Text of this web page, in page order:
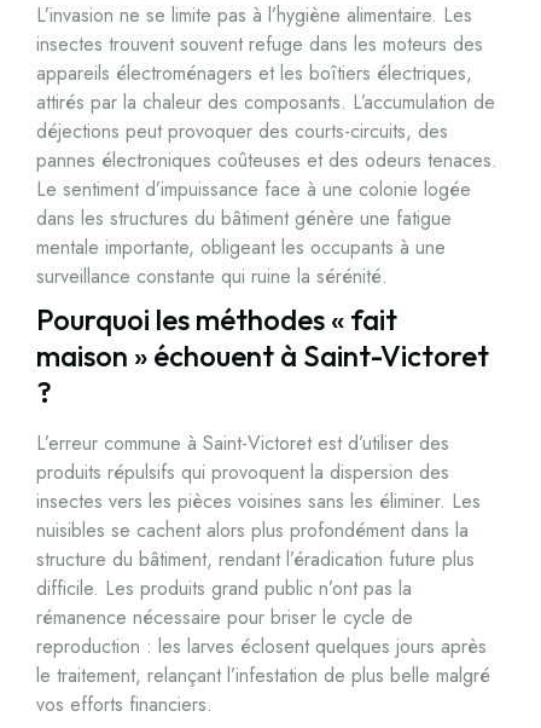
L’invasion ne se limite pas à l’hygiène alimentaire. Les
insectes trouvent souvent refuge dans les moteurs des
appareils électroménagers et les boîtiers électriques,
attirés par la chaleur des composants. L’accumulation de
déjections peut provoquer des courts-circuits, des
pannes électroniques coûteuses et des odeurs tenaces.
Le sentiment d’impuissance face à une colonie logée
dans les structures du bâtiment génère une fatigue
mentale importante, obligeant les occupants à une
surveillance constante qui ruine la sérénité.
Pourquoi les méthodes « fait
maison » échouent à Saint-Victoret
?
L’erreur commune à Saint-Victoret est d’utiliser des
produits répulsifs qui provoquent la dispersion des
insectes vers les pièces voisines sans les éliminer. Les
nuisibles se cachent alors plus profondément dans la
structure du bâtiment, rendant l’éradication future plus
difficile. Les produits grand public n’ont pas la
rémanence nécessaire pour briser le cycle de
reproduction : les larves éclosent quelques jours après
le traitement, relançant l’infestation de plus belle malgré
vos efforts financiers.